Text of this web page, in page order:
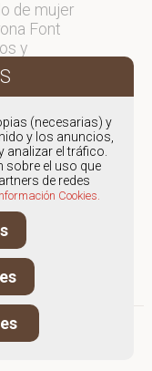
de mujer
Font
y
y
en
el
del
(necesarias) y
y los anuncios,
el tráfico.
el uso que
de redes
Cookies.